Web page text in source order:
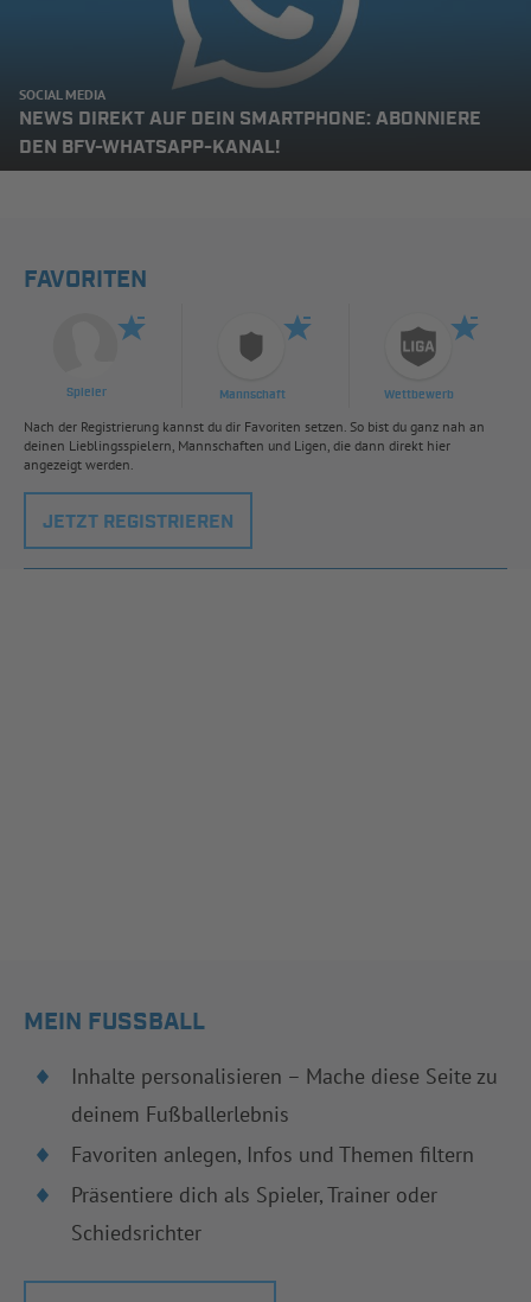
SOCIAL MEDIA
NEWS DIREKT AUF DEIN SMARTPHONE: ABONNIERE
DEN BFV-WHATSAPP-KANAL!
FAVORITEN
Spieler Mannschaft Wettbewerb
Nach der Registrierung kannst du dir Favoriten setzen. So bist du ganz nah an
deinen Lieblingsspielern, Mannschaften und Ligen, die dann direkt hier
angezeigt werden.
JETZT REGISTRIEREN
MEIN FUSSBALL
Inhalte personalisieren – Mache diese Seite zu
deinem Fußballerlebnis
Favoriten anlegen, Infos und Themen filtern
Präsentiere dich als Spieler, Trainer oder
Schiedsrichter